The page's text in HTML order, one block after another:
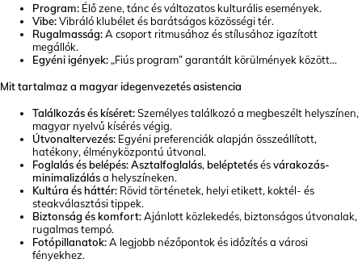
Program: Élő zene, tánc és változatos kulturális események.
Vibe:Vibráló klubélet és barátságos közösségi tér.
Rugalmasság:A csoport ritmusához és stílusához igazított
megállók.
Egyéni igények: „Fiús program” garantált körülmények között…
Mit tartalmaz a magyar idegenvezetés asistencia
Találkozás és kíséret:Személyes találkozó a megbeszélt helyszínen,
magyar nyelvű kísérés végig.
Útvonaltervezés: Egyéni preferenciák alapján összeállított,
hatékony, élményközpontú útvonal.
Foglalás és belépés:Asztalfoglalás, beléptetésésvárakozás-
minimalizálása helyszíneken.
Kultúra és háttér: Rövid történetek, helyi etikett, koktél- és
steakválasztási tippek.
Biztonság és komfort:Ajánlott közlekedés, biztonságos útvonalak,
rugalmas tempó.
Fotópillanatok:A legjobb nézőpontok és időzítés a városi
fényekhez.